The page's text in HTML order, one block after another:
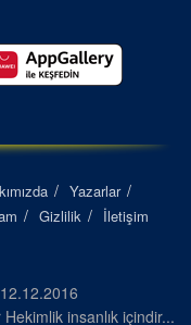
Yazarlar
Gizlilik İletişim
insanlık içindir...